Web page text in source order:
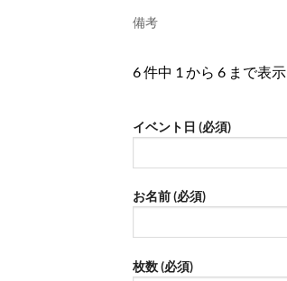
備考
6 件中 1 から 6 まで表示
イベント日 (必須)
お名前 (必須)
枚数 (必須)